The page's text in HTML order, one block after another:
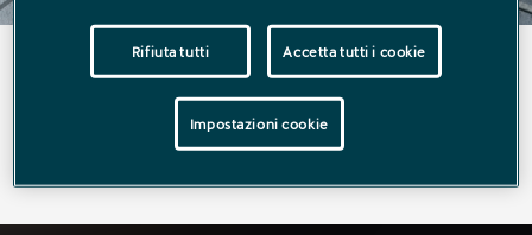
La pagina richiesta non è stata trovata.
Puoi continuare a esplorare il sito usando il menù di
navigazione qui sopra.
Rifiuta tutti Accetta tutti i cookie
Impostazioni cookie